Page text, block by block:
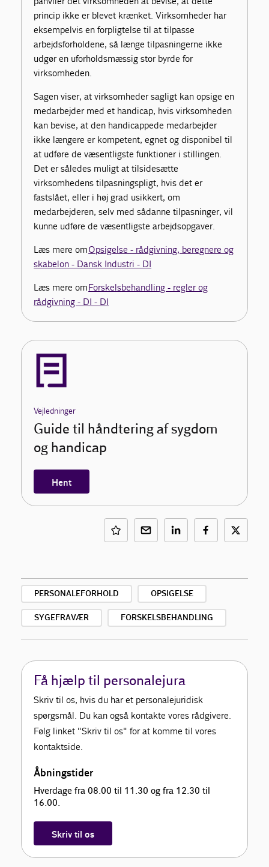
princip ikke er blevet krænket. Virksomheder har
eksempelvis en forpligtelse til at tilpasse
arbejdsforholdene, så længe tilpasningerne ikke
udgør en uforholdsmæssig stor byrde for
virksomheden.
Sagen viser, at virksomheder sagligt kan opsige en
medarbejder med et handicap, hvis virksomheden
kan bevise, at den handicappede medarbejder
ikke længere er kompetent, egnet og disponibel til
at udføre de væsentligste funktioner i stillingen.
Det er således muligt at tilsidesætte
virksomhedens tilpasningspligt, hvis det er
fastslået, eller i høj grad usikkert, om
medarbejderen, selv med sådanne tilpasninger, vil
kunne udføre de væsentligste arbejdsopgaver.
Læs mere omOpsigelse - rådgivning, beregnere og
skabelon - Dansk Industri - DI
Læs mere omForskelsbehandling - regler og
rådgivning - DI - DI
Vejledninger
Guide til håndtering af sygdom
og handicap
Hent
PERSONALEFORHOLD OPSIGELSE
SYGEFRAVÆR FORSKELSBEHANDLING
Få hjælp til personalejura
Skriv til os, hvis du har et personalejuridisk
spørgsmål. Du kan også kontakte vores rådgivere.
Følg linket "Skriv til os" for at komme til vores
kontaktside.
Åbningstider
Hverdage fra 08.00 til 11.30 og fra 12.30 til
16.00.
Skriv til os